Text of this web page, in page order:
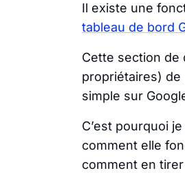
Il existe une
tableau de bord
Cette section de
propriétaires)
simple sur
C’est pourquoi
comment elle
comment en